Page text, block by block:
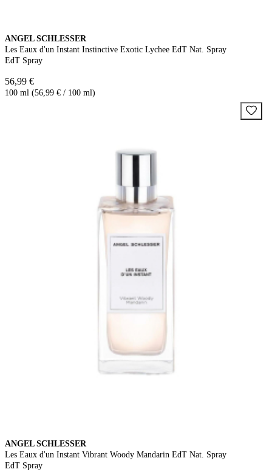
ANGEL SCHLESSER
Les Eaux d'un Instant Instinctive Exotic Lychee EdT Nat. Spray
EdT Spray
56,99 €
100 ml (56,99 € / 100 ml)
ANGEL SCHLESSER
Les Eaux d'un Instant Vibrant Woody Mandarin EdT Nat. Spray
EdT Spray